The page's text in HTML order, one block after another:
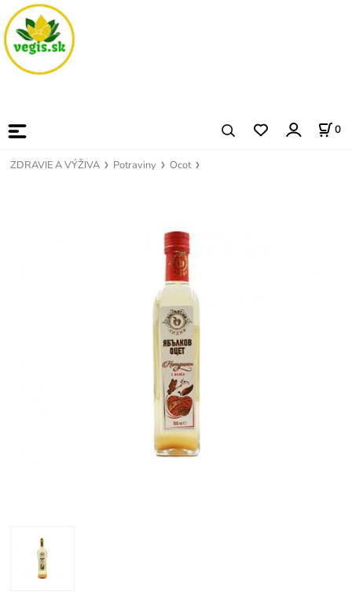
0
ZDRAVIE A VÝŽIVA Potraviny Ocot